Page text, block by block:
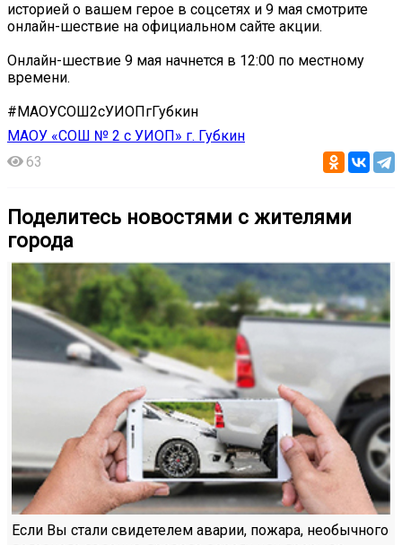
историей о вашем герое в соцсетях и 9 мая смотрите
онлайн-шествие на официальном сайте акции.
Онлайн-шествие 9 мая начнется в 12:00 по местному
времени.
#МАОУСОШ2сУИОПгГубкин
МАОУ «СОШ № 2 с УИОП» г. Губкин
63
Поделитесь новостями с жителями
города
Если Вы стали свидетелем аварии, пожара, необычного